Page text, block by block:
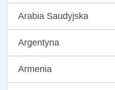
Arabia Saudyjska
Argentyna
Armenia